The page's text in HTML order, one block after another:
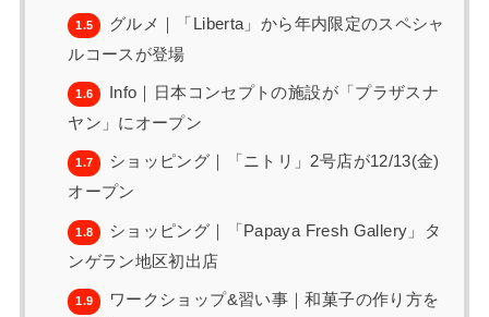
1.5
グルメ｜「Liberta」から年内限定のスペシャ
ルコースが登場
1.6
Info｜日本コンセプトの施設が「プラザスナ
ヤン」にオープン
1.7
ショッピング｜「ニトリ」2号店が12/13(金)
オープン
1.8
ショッピング｜「Papaya Fresh Gallery」タ
ンゲラン地区初出店
1.9
ワークショップ&習い事｜和菓子の作り方を